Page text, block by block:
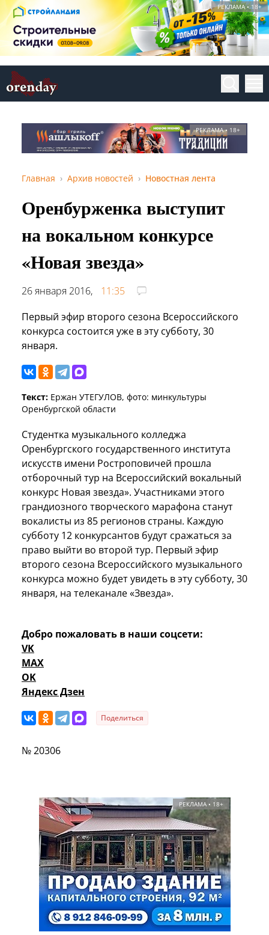
РЕКЛАМА • 18+
РЕКЛАМА • 18+
Главная Архив новостей Новостная лента
Оренбурженка выступит
на вокальном конкурсе
«Новая звезда»
26 января 2016,
11:35
Первый эфир второго сезона Всероссийского
конкурса состоится уже в эту субботу, 30
января.
Текст: Ержан УТЕГУЛОВ, фото: минкультуры
Оренбургской области
Студентка музыкального колледжа
Оренбургского государственного института
искусств имени Ростроповичей прошла
отборочный тур на Всероссийский вокальный
конкурс Новая звезда». Участниками этого
грандиозного творческого марафона станут
вокалисты из 85 регионов страны. Каждую
субботу 12 конкурсантов будут сражаться за
право выйти во второй тур. Первый эфир
второго сезона Всероссийского музыкального
конкурса можно будет увидеть в эту субботу, 30
января, на телеканале «Звезда».
Добро пожаловать в наши соцсети:
VK
MAX
OK
Яндекс Дзен
Поделиться
№ 20306
РЕКЛАМА • 18+